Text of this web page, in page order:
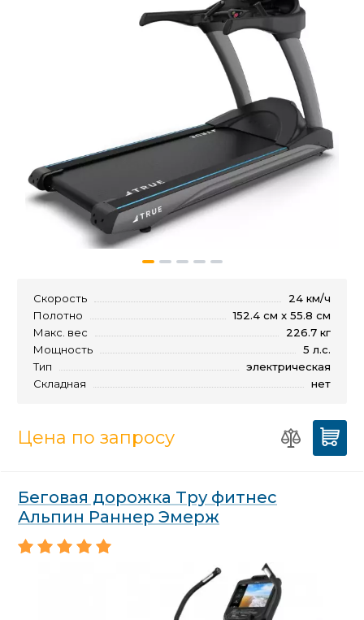
Скорость
24 км/ч
Полотно
152.4 см x 55.8 см
Макс. вес
226.7 кг
Мощность
5 л.с.
Тип
электрическая
Складная
нет
Цена по запросу
Беговая дорожка Тру фитнес
Альпин Раннер Эмерж